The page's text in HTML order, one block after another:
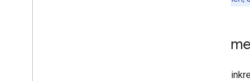
Mit der